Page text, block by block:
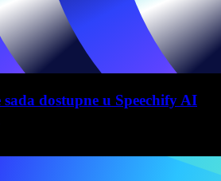
dostupne u Speechify AI